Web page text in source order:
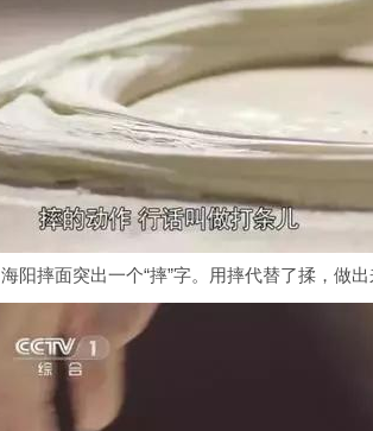
海阳摔面突出一个“摔”字。用摔代替了揉，做